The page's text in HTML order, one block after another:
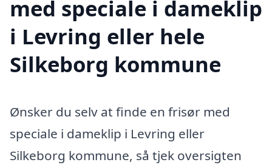
med speciale i dameklip
i Levring eller hele
Silkeborg kommune
Ønsker du selv at finde en frisør med
speciale i dameklip i Levring eller
Silkeborg kommune, så tjek oversigten